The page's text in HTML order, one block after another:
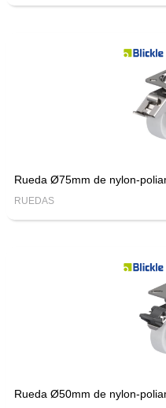
Rueda Ø75mm de nylon-
RUEDAS
Rueda Ø50mm de nylon-